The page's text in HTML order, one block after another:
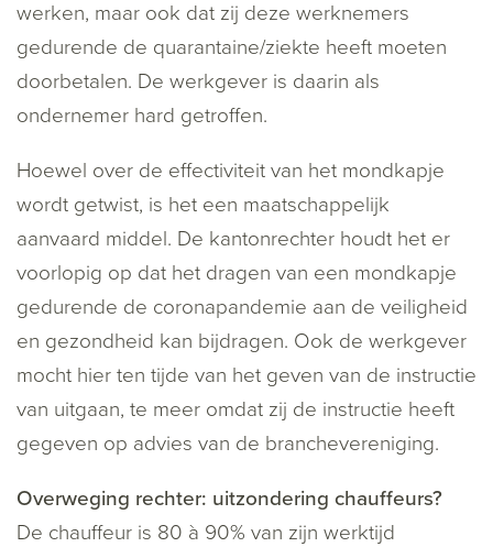
werken, maar ook dat zij deze werknemers
gedurende de quarantaine/ziekte heeft moeten
doorbetalen. De werkgever is daarin als
ondernemer hard getroffen.
Hoewel over de effectiviteit van het mondkapje
wordt getwist, is het een maatschappelijk
aanvaard middel. De kantonrechter houdt het er
voorlopig op dat het dragen van een mondkapje
gedurende de coronapandemie aan de veiligheid
en gezondheid kan bijdragen. Ook de werkgever
mocht hier ten tijde van het geven van de instructie
van uitgaan, te meer omdat zij de instructie heeft
gegeven op advies van de branchevereniging.
Overweging rechter: uitzondering chauffeurs?
De chauffeur is 80 à 90% van zijn werktijd